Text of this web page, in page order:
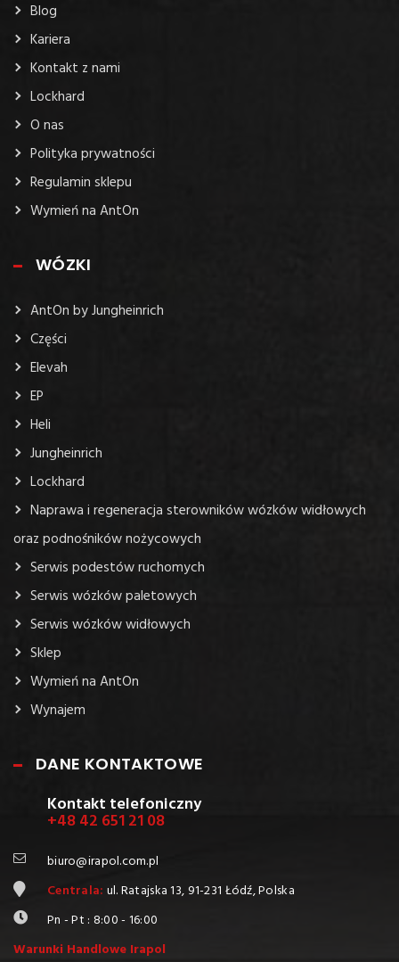
Blog
Kariera
Kontakt z nami
Lockhard
O nas
Polityka prywatności
Regulamin sklepu
Wymień na AntOn
WÓZKI
AntOn by Jungheinrich
Części
Elevah
EP
Heli
Jungheinrich
Lockhard
Naprawa i regeneracja sterowników wózków widłowych
oraz podnośników nożycowych
Serwis podestów ruchomych
Serwis wózków paletowych
Serwis wózków widłowych
Sklep
Wymień na AntOn
Wynajem
DANE KONTAKTOWE
Kontakt telefoniczny
+48 42 651 21 08
biuro@irapol.com.pl
Centrala: ul. Ratajska 13, 91-231 Łódź, Polska
Pn - Pt : 8:00 - 16:00
Warunki Handlowe Irapol